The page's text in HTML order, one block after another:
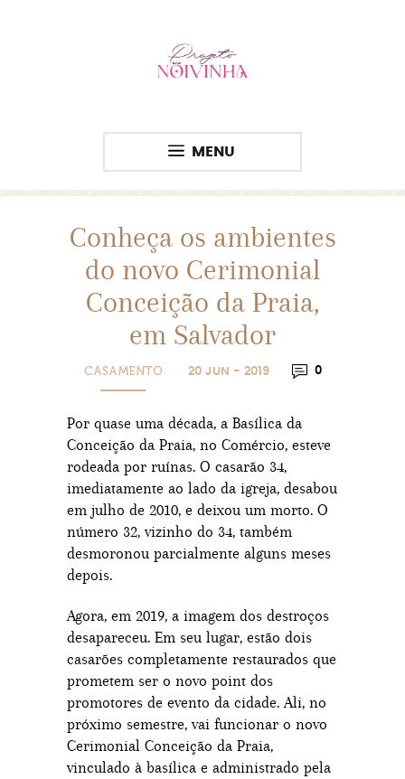
MENU
Conheça os ambientes
do novo Cerimonial
Conceição da Praia,
em Salvador
CASAMENTO 20 JUN - 2019 0
Por quase uma década, a Basílica da
Conceição da Praia, no Comércio, esteve
rodeada por ruínas. O casarão 34,
imediatamente ao lado da igreja, desabou
em julho de 2010, e deixou um morto. O
número 32, vizinho do 34, também
desmoronou parcialmente alguns meses
depois.
Agora, em 2019, a imagem dos destroços
desapareceu. Em seu lugar, estão dois
casarões completamente restaurados que
prometem ser o novo point dos
promotores de evento da cidade. Ali, no
próximo semestre, vai funcionar o novo
Cerimonial Conceição da Praia,
vinculado à basílica e administrado pela